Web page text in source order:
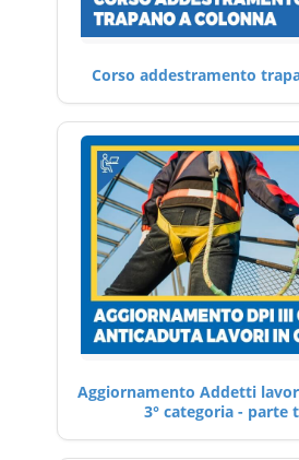
Corso addestramento
Aggiornamento Addetti
3° categoria - parte